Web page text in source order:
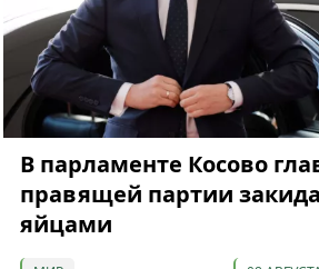
СТАТЬЯ ВЛАДИМИРА
1353 05
В парламенте Косово
правящей партии
яйцами